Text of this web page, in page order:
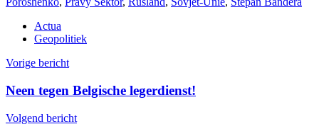
Actua
Geopolitiek
Berichtnavigatie
Vorige bericht
Neen tegen Belgische legerdienst!
Volgend bericht